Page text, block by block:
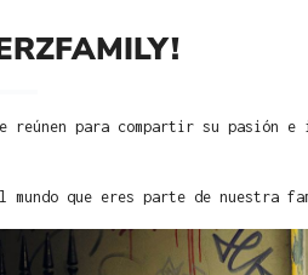
para compartir su pasión e
mundo que eres parte de nuestra